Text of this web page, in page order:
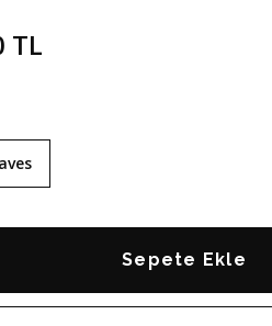
TL
Sepete Ekle